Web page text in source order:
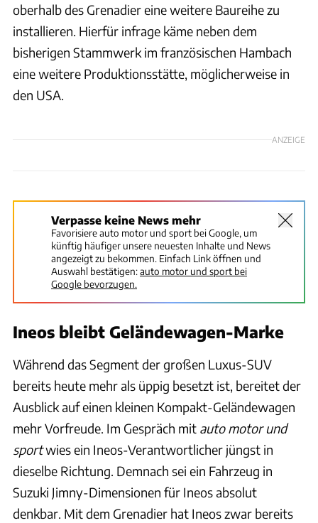
oberhalb des Grenadier eine weitere Baureihe zu
installieren. Hierfür infrage käme neben dem
bisherigen Stammwerk im französischen Hambach
eine weitere Produktionsstätte, möglicherweise in
den USA.
ANZEIGE
Verpasse keine News mehr
Favorisiere auto motor und sport bei Google, um
künftig häufiger unsere neuesten Inhalte und News
angezeigt zu bekommen. Einfach Link öffnen und
Auswahl bestätigen:auto motor und sport bei
Google bevorzugen.
Ineos bleibt Geländewagen-Marke
Während das Segment der großen Luxus-SUV
bereits heute mehr als üppig besetzt ist, bereitet der
Ausblick auf einen kleinen Kompakt-Geländewagen
mehr Vorfreude. Im Gespräch mit auto motor und
sportwies ein Ineos-Verantwortlicher jüngst in
dieselbe Richtung. Demnach sei ein Fahrzeug in
Suzuki Jimny-Dimensionen für Ineos absolut
denkbar. Mit dem Grenadier hat Ineos zwar bereits